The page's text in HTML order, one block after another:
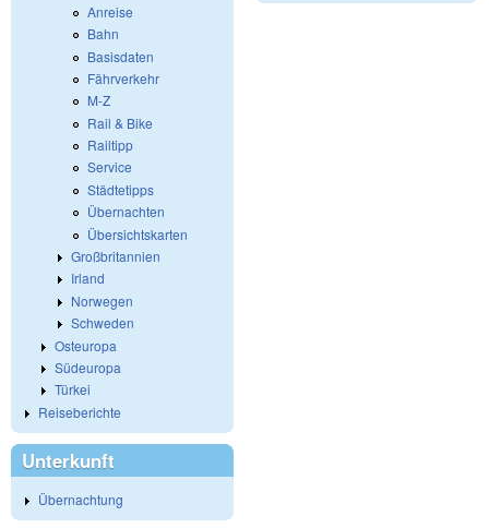
Anreise
Bahn
Basisdaten
Fährverkehr
M-Z
Rail & Bike
Railtipp
Service
Städtetipps
Übernachten
Übersichtskarten
Großbritannien
Irland
Norwegen
Schweden
Osteuropa
Südeuropa
Türkei
Reiseberichte
Unterkunft
Übernachtung